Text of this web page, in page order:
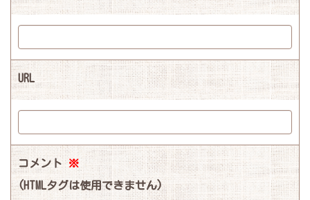
URL
コメント※
(HTMLタグは使用できません)